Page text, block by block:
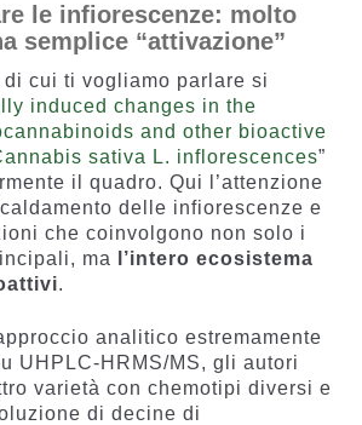
le infiorescenze: molto
semplice “attivazione”
di cui ti vogliamo parlare si
induced changes in the
and other bioactive
sativa L. inflorescences”
il quadro. Qui l’attenzione
delle infiorescenze e
che coinvolgono non solo i
ma
l’intero ecosistema
.
analitico estremamente
UHPLC-HRMS/MS, gli autori
varietà con chemotipi diversi e
di decine di